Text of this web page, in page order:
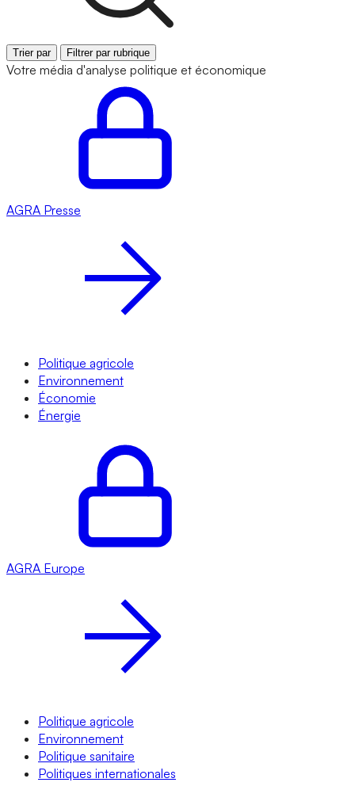
Trier par Filtrer par rubrique
Votre média d'analyse politique et économique
AGRA Presse
Politique agricole
Environnement
Économie
Énergie
AGRA Europe
Politique agricole
Environnement
Politique sanitaire
Politiques internationales